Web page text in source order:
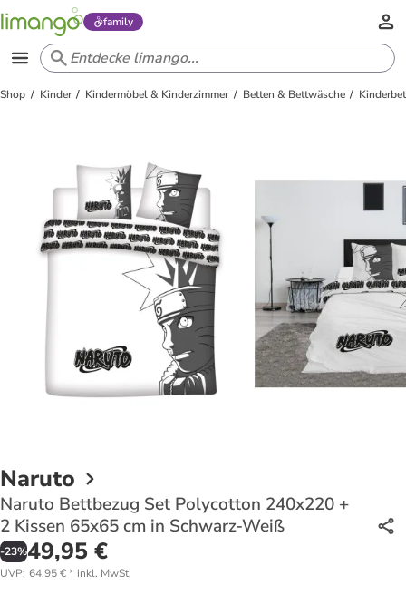
family
Shop Kinder Kindermöbel & Kinderzimmer Betten & Bettwäsche
Naruto
Naruto Bettbezug Set Polycotton 240x220 +
2 Kissen 65x65 cm in Schwarz-Weiß
-23%49,95 €
UVP: 64,95 €* inkl. MwSt.